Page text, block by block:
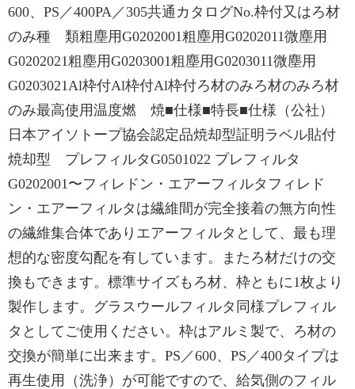
600、PS／400PA／305共通カタログNo.枠付又はろ材
のみ種 類粗塵用G0202001粗塵用G0202011微塵用
G0202021粗塵用G0203001粗塵用G0203011微塵用
G0203021Al枠付Al枠付Al枠付ろ材のみろ材のみろ材
のみ最高使用温度燃 焼■仕様■特長■仕様（公社）
日本アイソトープ協会認定品焼却型証明ラベル貼付
焼却型 プレフィルタG0501022 プレフィルタ
G0202001〜フィレドン・エアーフィルタフィレド
ン・エアーフィルタは繊維間が完全接着の無方向性
の繊維集合体でありエアーフィルタとして、最も理
想的な密度勾配を有しています。またろ材だけの交
換もできます。標準サイズもろ材、枠ともに1枚より
製作します。グラスウールフィルタ同様プレフィル
タとしてご使用ください。枠はアルミ製で、ろ材の
交換が簡単に出来ます。PS／600、PS／400タイプは
再生使用（洗浄）が可能ですので、給気側のフィル